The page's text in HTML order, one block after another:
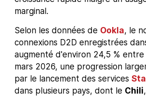
marginal.
Selon les données de Ookla, le
connexions D2D enregistrées
augmenté d'environ 24,5 %
mars 2026, une progression
par le lancement des services
dans plusieurs pays, dont le Chili